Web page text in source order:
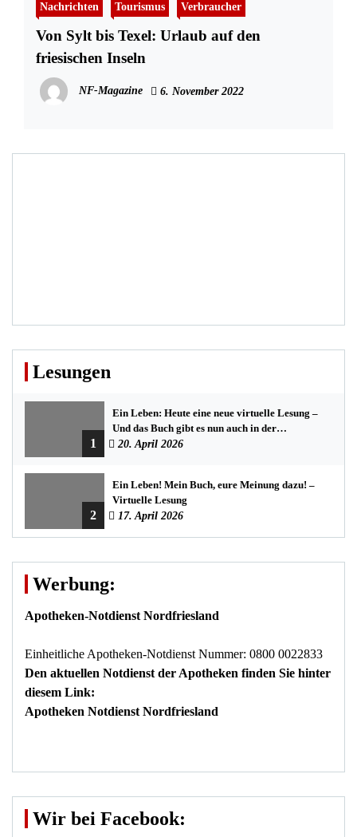
Nachrichten Tourismus Verbraucher
Von Sylt bis Texel: Urlaub auf den
friesischen Inseln
NF-Magazine 6. November 2022
Lesungen
1
Ein Leben: Heute eine neue virtuelle Lesung –
Und das Buch gibt es nun auch in der
Bredstedter Stadtbuchhandlung
20. April 2026
2
Ein Leben! Mein Buch, eure Meinung dazu! –
Virtuelle Lesung
17. April 2026
Werbung:
Apotheken-Notdienst Nordfriesland
Einheitliche Apotheken-Notdienst Nummer: 0800 0022833
Den aktuellen Notdienst der Apotheken finden Sie hinter
diesem Link:
Apotheken Notdienst Nordfriesland
Wir bei Facebook: